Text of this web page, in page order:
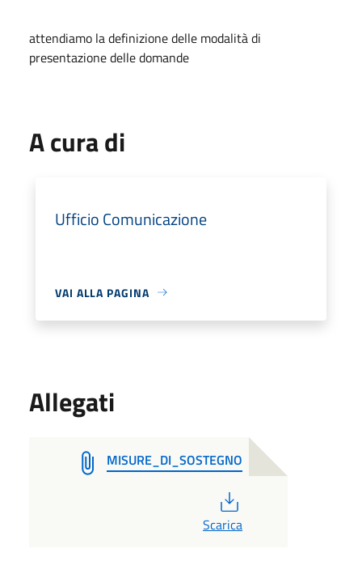
attendiamo la definizione delle modalità di
presentazione delle domande
A cura di
Ufficio Comunicazione
VAI ALLA PAGINA
Allegati
MISURE_DI_SOSTEGNO
Scarica